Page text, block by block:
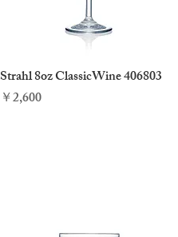
クイックビュー
Strahl 8oz ClassicWine 406803
価格
￥2,600